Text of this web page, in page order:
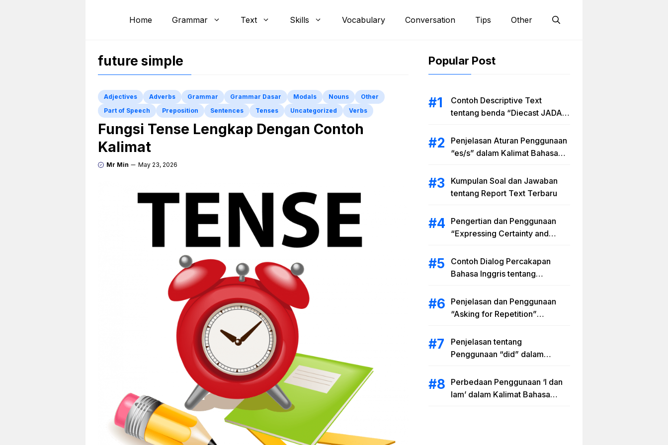
Home Grammar Text Skills Vocabulary Conversation Tips Other
future simple
Adjectives Adverbs Grammar Grammar Dasar Modals Nouns
Other
Part of Speech
Preposition Sentences Tenses Uncategorized Verbs
Fungsi Tense Lengkap Dengan Contoh
Kalimat
Mr Min May 23, 2026
Popular Post
Contoh Descriptive Text
tentang benda “Diecast JADA –
Penjelasan Aturan Penggunaan
“es/s” dalam Kalimat Bahasa
Kumpulan Soal dan Jawaban
tentang Report Text Terbaru
Pengertian dan Penggunaan
“Expressing Certainty and
Contoh Dialog Percakapan
Bahasa Inggris tentang
Artinya
Penjelasan dan Penggunaan
“Asking for Repetition”
dan Latihan Soal
Penjelasan tentang
Penggunaan “did” dalam
Perbedaan Penggunaan ‘I dan
Iam’ dalam Kalimat Bahasa